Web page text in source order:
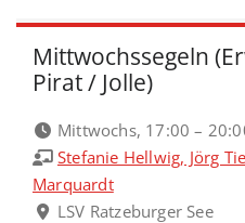
Mittwochssegeln
Pirat / Jolle)
Mittwochs, 17:00 –
Stefanie Hellwig, Jörg
Marquardt
LSV Ratzeburger See